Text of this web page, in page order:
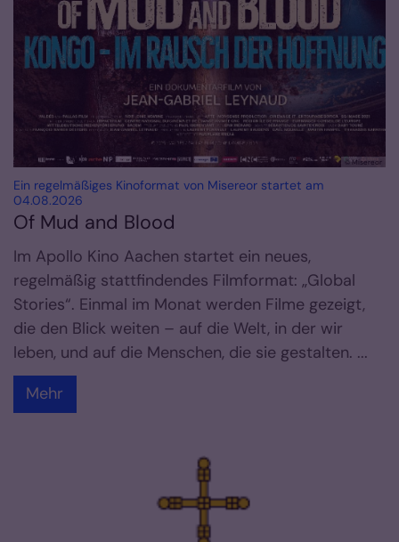
© Misereor
Ein regelmäßiges Kinoformat von Misereor startet am
04.08.2026
Of Mud and Blood
Im Apollo Kino Aachen startet ein neues,
regelmäßig stattfindendes Filmformat: „Global
Stories“. Einmal im Monat werden Filme gezeigt,
die den Blick weiten – auf die Welt, in der wir
leben, und auf die Menschen, die sie gestalten. ...
Mehr